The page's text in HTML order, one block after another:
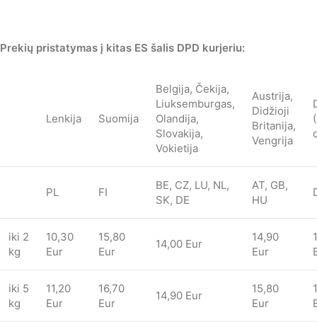
Prekių pristatymas į kitas ES šalis DPD kurjeriu:
Lenkija Suomija
Belgija, Čekija,
Liuksemburgas,
Olandija,
Slovakija,
Vokietija
Austrija,
Didžioji
Britanija,
Vengrija
PL FI
BE, CZ, LU, NL,
SK, DE
AT, GB,
HU
iki 2
kg
10,30
Eur
15,80
Eur
14,00 Eur
14,90
Eur
iki 5
kg
11,20
Eur
16,70
Eur
14,90 Eur
15,80
Eur